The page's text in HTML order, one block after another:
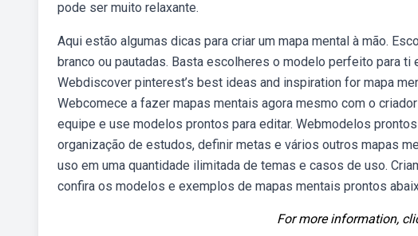
pode ser muito relaxante.
Aqui estão algumas dicas para criar um mapa mental à mão.
branco ou pautadas. Basta escolheres o modelo perfeito para
Webdiscover pinterest’s best ideas and inspiration for mapa
Webcomece a fazer mapas mentais agora mesmo com o
equipe e use modelos prontos para editar. Webmodelos
organização de estudos, definir metas e vários outros mapas
uso em uma quantidade ilimitada de temas e casos de uso.
confira os modelos e exemplos de mapas mentais prontos
For more information,